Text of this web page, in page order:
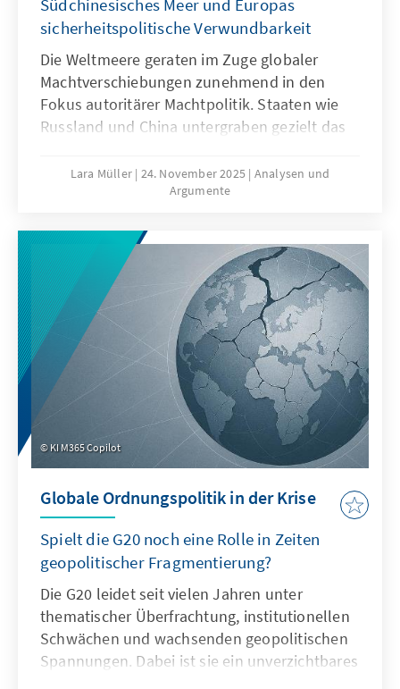
Südchinesisches Meer und Europas
sicherheitspolitische Verwundbarkeit
Die Weltmeere geraten im Zuge globaler
Machtverschiebungen zunehmend in den
Fokus autoritärer Machtpolitik. Staaten wie
Russland und China untergraben gezielt das
formen – eine Praxis, die als „Lawfare“
bekannt ist. In der Ostsee zeigen
Südchinesischen Meer demonstriert China,
wie Recht zur Machtfrage wird. Beide Fälle
verdeutlichen: Wo das Seerecht unterwandert
wird, geraten Europas Sicherheit,
Handlungsfähigkeit und die regelbasierte
Ordnung ins Wanken.
Lara Müller 24. November 2025 Analysen und
Argumente
KI M365 Copilot
Globale Ordnungspolitik in der Krise
Spielt die G20 noch eine Rolle in Zeiten
geopolitischer Fragmentierung?
Die G20 leidet seit vielen Jahren unter
thematischer Überfrachtung, institutionellen
Schwächen und wachsenden geopolitischen
Spannungen. Dabei ist sie ein unverzichtbares